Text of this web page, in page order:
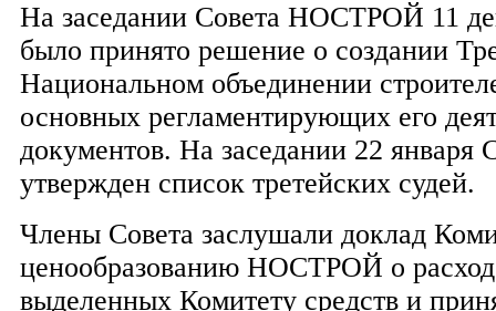
На заседании Совета НОСТРОЙ 11
было принято решение о создании
Национальном объединении
основных регламентирующих его
документов. На заседании 22 января
утвержден список третейских судей.
Члены Совета заслушали доклад
ценообразованию НОСТРОЙ о
выделенных Комитету средств и